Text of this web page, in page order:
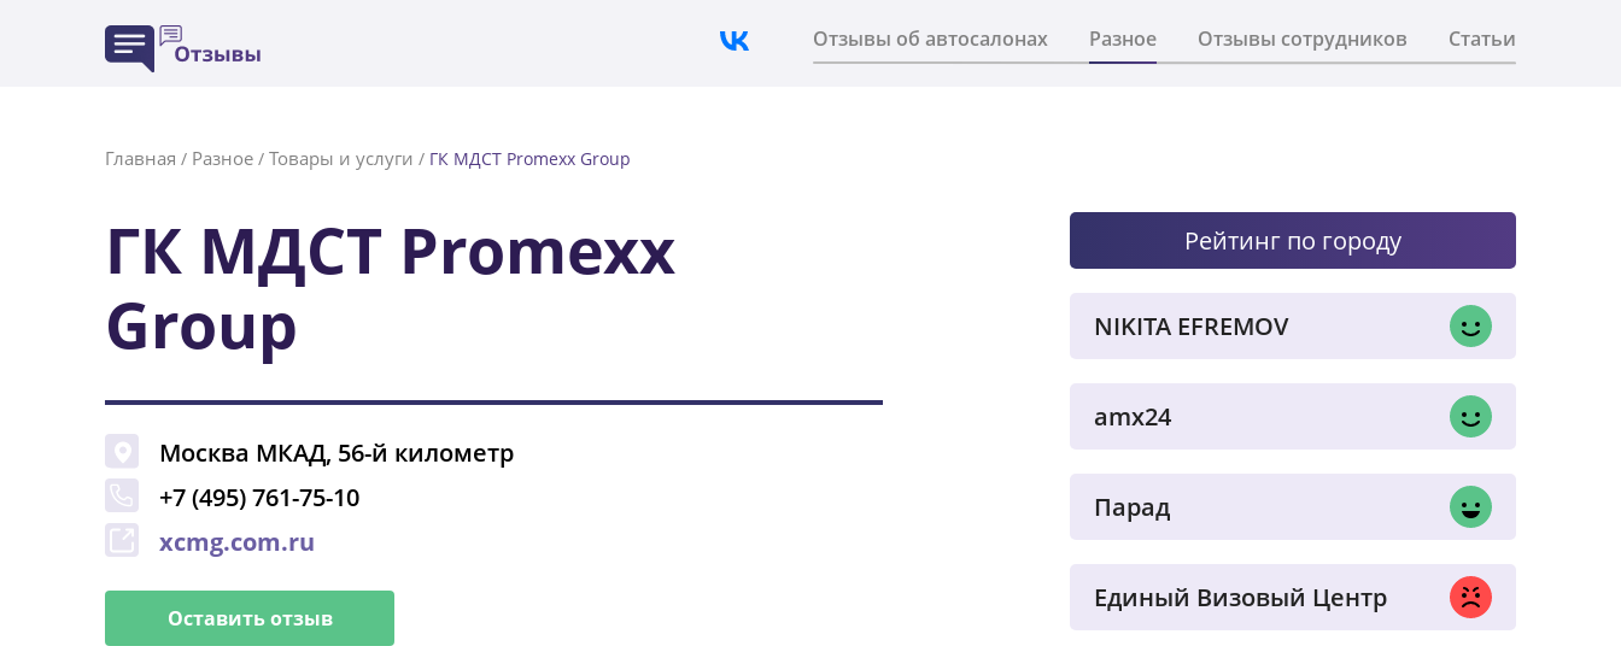
Отзывы об автосалонах Разное Отзывы сотрудников Статьи
Главная / Разное / Товары и услуги / ГК МДСТ Promexx Group
ГК МДСТ Promexx
Group
Москва МКАД, 56-й километр
+7 (495) 761-75-10
xcmg.com.ru
Оставить отзыв
Рейтинг по городу
NIKITA EFREMOV
amx24
Парад
Единый Визовый Центр